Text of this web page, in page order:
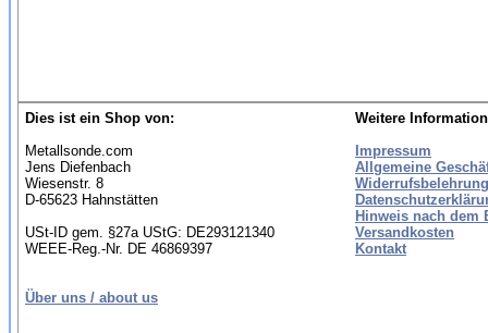
Dies ist ein Shop von:
Metallsonde.com
Jens Diefenbach
Wiesenstr. 8
D-65623 Hahnstätten
USt-ID gem. §27a UStG: DE293121340
WEEE-Reg.-Nr. DE 46869397
Über uns / about us
Weitere
Impressum
Allgemeine
Hinweis nach dem
Versandkosten
Kontakt